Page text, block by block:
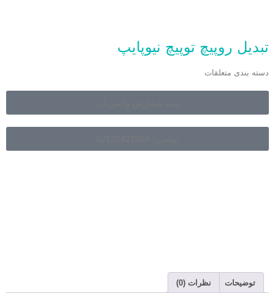
تبدیل روپیچ توپیچ نیوپایپ
دسته بندی متعلقات
توضیحات نظرات (0)